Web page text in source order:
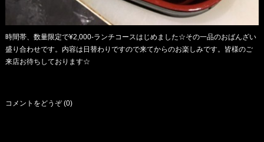
時間帯、数量限定で¥2,000-ランチコースはじめました☆その一品のおばんざい
盛り合わせです。内容は日替わりですので来てからのお楽しみです。皆様のご
来店お待ちしております☆
コメントをどうぞ (0)